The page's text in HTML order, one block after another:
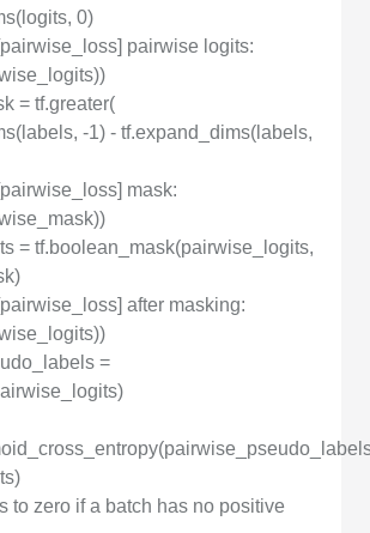
0)
pairwise logits:
= tf.greater(
-1) - tf.expand_dims(labels,
mask:
= tf.boolean_mask(pairwise_logits,
after masking:
=
to zero if a batch has no positive